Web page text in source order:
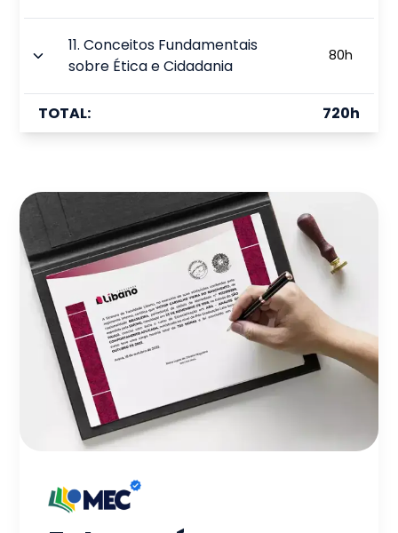
11.Conceitos Fundamentais
sobre Ética e Cidadania
80h
TOTAL: 720h